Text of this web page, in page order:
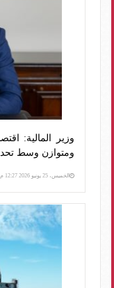
وزير المالية:
ومتوازن وسط
الخميس، 25 يونيو 2026 12:27 م